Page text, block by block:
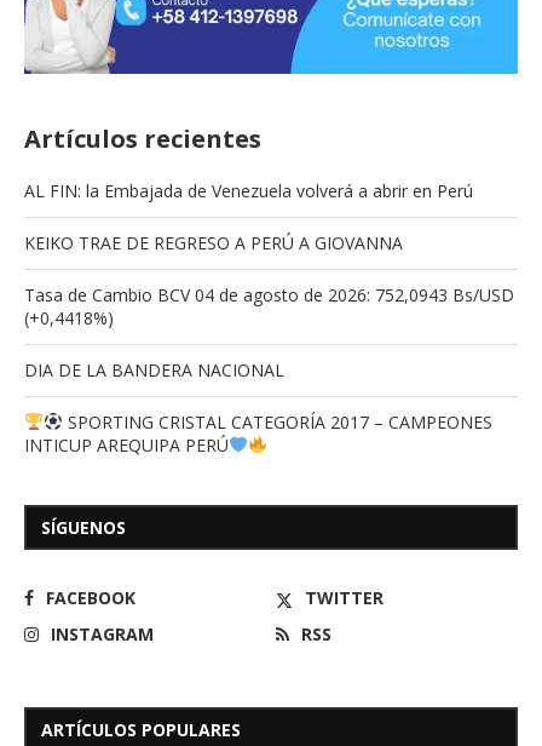
Artículos recientes
AL FIN: la Embajada de Venezuela volverá a abrir en Perú
KEIKO TRAE DE REGRESO A PERÚ A GIOVANNA
Tasa de Cambio BCV 04 de agosto de 2026: 752,0943 Bs/USD
(+0,4418%)
DIA DE LA BANDERA NACIONAL
SPORTING CRISTAL CATEGORÍA 2017 – CAMPEONES
INTICUP AREQUIPA PERÚ
SÍGUENOS
FACEBOOK
TWITTER
INSTAGRAM
RSS
ARTÍCULOS POPULARES